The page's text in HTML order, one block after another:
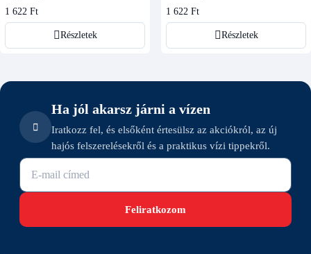
1 622 Ft
Részletek
1 622 Ft
Részletek
Ha jól akarsz járni a vízen
Iratkozz fel, és elsőként értesülsz az akciókról, az új
hajós felszerelésekről és a praktikus vízi tippekről.
E-mail cím
Feliratkozom